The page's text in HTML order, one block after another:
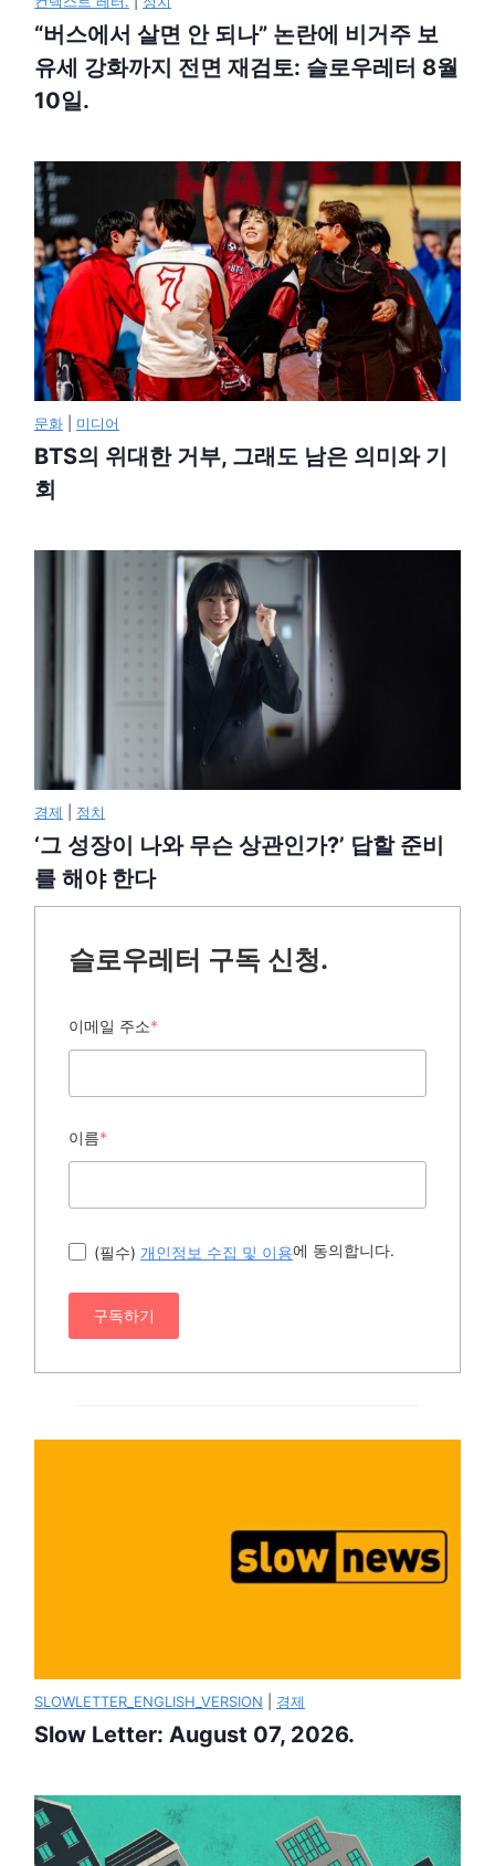
“버스에서 살면 안 되나” 논란에 비거주 보
유세 강화까지 전면 재검토: 슬로우레터 8월
10일.
문화 미디어
BTS의 위대한 거부, 그래도 남은 의미와 기
회
경제 정치
‘그 성장이 나와 무슨 상관인가?’ 답할 준비
를 해야 한다
슬로우레터 구독 신청.
이메일 주소*
이름*
(필수) 개인정보 수집 및 이용에 동의합니다.
구독하기
SLOWLETTER_ENGLISH_VERSION 경제
Slow Letter: August 07, 2026.